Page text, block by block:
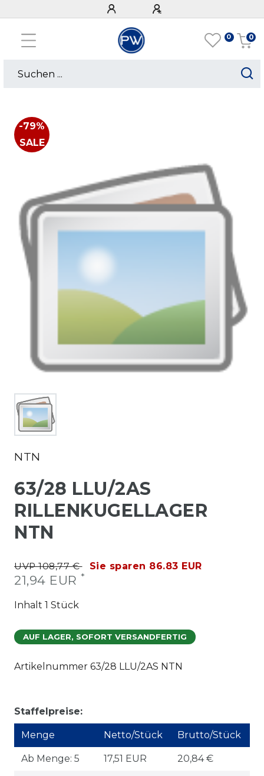
0 0
-79%
SALE
NTN
63/28 LLU/2AS
RILLENKUGELLAGER
NTN
UVP 108,77 € Sie sparen 86.83 EUR
21,94 EUR *
Inhalt 1 Stück
AUF LAGER, SOFORT VERSANDFERTIG
Artikelnummer 63/28 LLU/2AS NTN
Staffelpreise:
Menge Netto/Stück Brutto/Stück
Ab Menge: 5 17,51 EUR 20,84 €